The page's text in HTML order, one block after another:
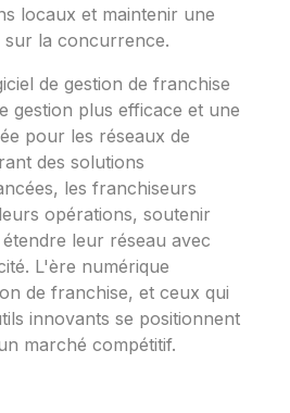
locaux et maintenir une
la concurrence.
de gestion de franchise
gestion plus efficace et une
pour les réseaux de
des solutions
les franchiseurs
opérations, soutenir
leur réseau avec
L'ère numérique
de franchise, et ceux qui
innovants se positionnent
marché compétitif.